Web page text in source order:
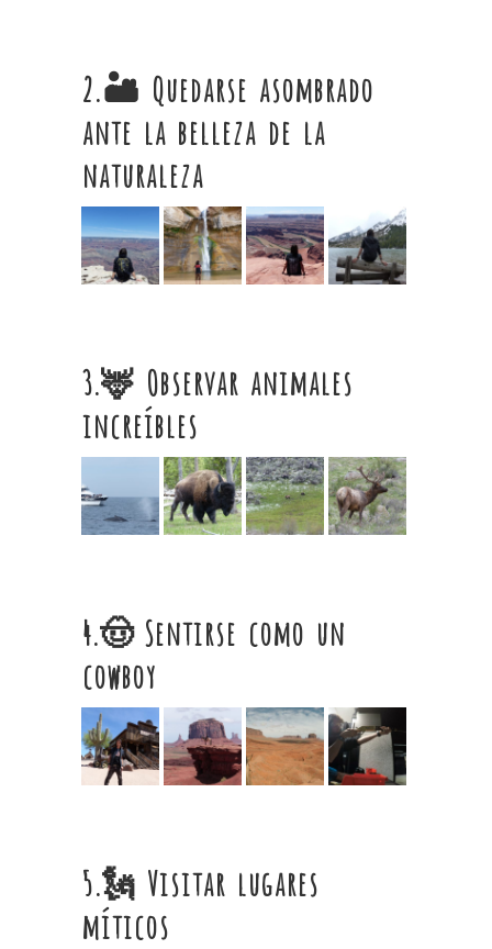
2.🏜 Quedarse asombrado
ante la belleza de la
naturaleza
3.🦌 Observar animales
increíbles
4.🤠 Sentirse como un
cowboy
5.🗽 Visitar lugares
míticos